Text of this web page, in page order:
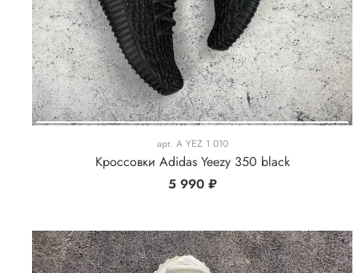
арт. A YEZ 1 010
Кроссовки Adidas Yeezy 350 black
5 990 ₽